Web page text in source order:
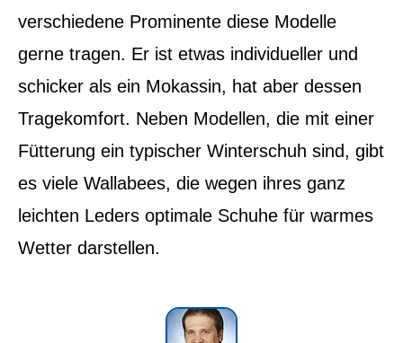
verschiedene Prominente diese Modelle
gerne tragen. Er ist etwas individueller und
schicker als ein Mokassin, hat aber dessen
Tragekomfort. Neben Modellen, die mit einer
Fütterung ein typischer Winterschuh sind, gibt
es viele Wallabees, die wegen ihres ganz
leichten Leders optimale Schuhe für warmes
Wetter darstellen.